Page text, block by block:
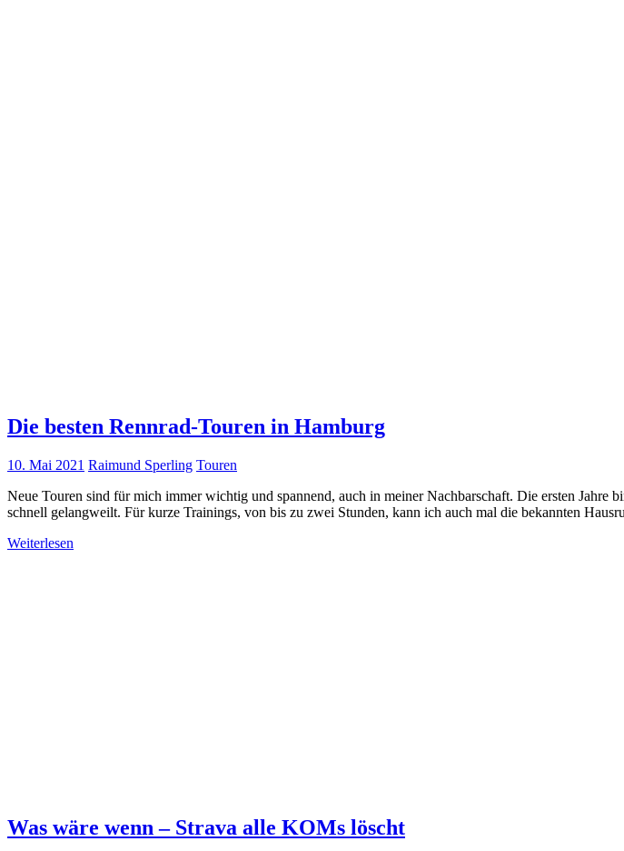
Die besten Rennrad-Touren in Hamburg
10. Mai 2021 Raimund Sperling Touren
Neue Touren sind für mich immer wichtig und spannend, auch in meiner Nachbarschaft. Die ersten
schnell gelangweilt. Für kurze Trainings, von bis zu zwei Stunden, kann ich auch mal die bekannten
Weiterlesen
Was wäre wenn – Strava alle KOMs löscht